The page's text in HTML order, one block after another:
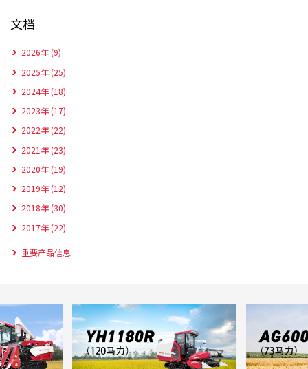
文档
2026年 (9)
2025年 (25)
2024年 (18)
2023年 (17)
2022年 (22)
2021年 (23)
2020年 (19)
2019年 (12)
2018年 (30)
2017年 (22)
重要产品信息